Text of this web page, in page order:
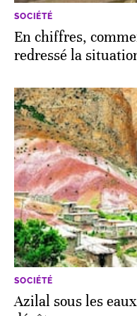
SOCIÉTÉ
En chiffres,
redressé la
SOCIÉTÉ
Azilal sous les